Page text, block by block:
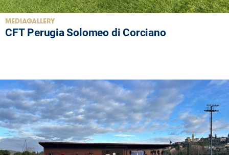
MEDIAGALLERY
CFT Perugia Solomeo di Corciano